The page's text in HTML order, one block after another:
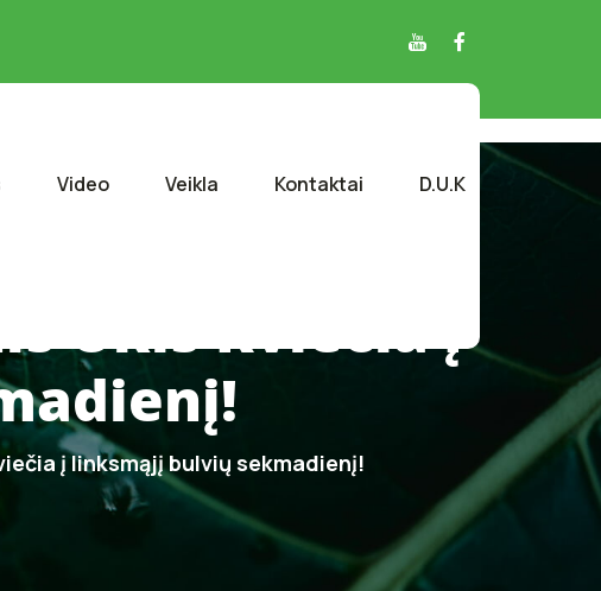
Video Veikla Kontaktai D.U.K
Ūkis Kviečia Į
į linksmąjį bulvių sekmadienį!